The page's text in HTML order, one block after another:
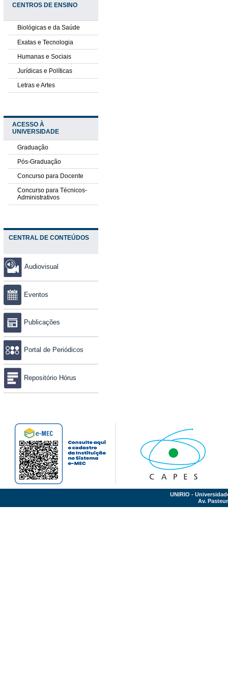
CENTROS DE ENSINO
Biológicas e da Saúde
Exatas e Tecnologia
Humanas e Sociais
Jurídicas e Políticas
Letras e Artes
ACESSO À
UNIVERSIDADE
Graduação
Pós-Graduação
Concurso para Docente
Concurso para Técnicos-
Administrativos
CENTRAL DE CONTEÚDOS
Audiovisual
Eventos
Publicações
Portal de Periódicos
Repositório Hórus
UNIRIO -
Av.